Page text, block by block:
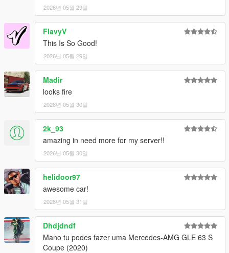
2026년 05월 29일
FlavyV
This Is So Good!
2026년 05월 29일
Madir
looks fire
2026년 05월 30일
2k_93
amazing in need more for my server!!
2026년 05월 30일
helidoor97
awesome car!
2026년 05월 31일
Dhdjdndf
Mano tu podes fazer uma Mercedes-AMG GLE 63 S
Coupe (2020)